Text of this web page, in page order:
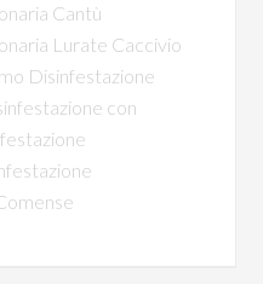
Cantù
Lurate Caccivio
Disinfestazione
con